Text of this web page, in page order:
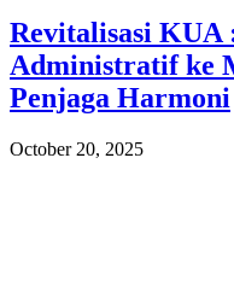
Revitalisasi KUA
Administratif ke
Penjaga Harmoni
October 20, 2025